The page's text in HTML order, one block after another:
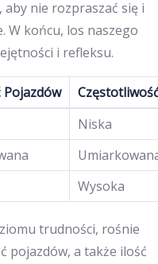
aby nie rozpraszać się i
W końcu, los naszego
i refleksu.
Pojazdów
Niska
Wysoka
trudności, rośnie
pojazdów, a także ilość